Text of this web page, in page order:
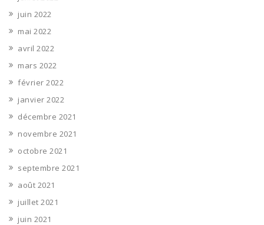
juin 2022
mai 2022
avril 2022
mars 2022
février 2022
janvier 2022
décembre 2021
novembre 2021
octobre 2021
septembre 2021
août 2021
juillet 2021
juin 2021